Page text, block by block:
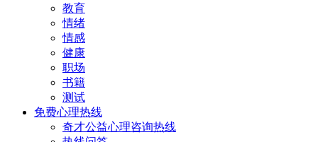
教育
情绪
情感
健康
职场
书籍
测试
免费心理热线
奇才公益心理咨询热线